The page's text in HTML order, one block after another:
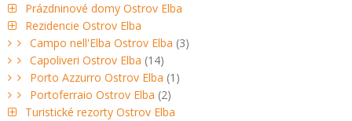
Prázdninové domy Ostrov Elba
Rezidencie Ostrov Elba
Campo nell'Elba Ostrov Elba (3)
Capoliveri Ostrov Elba (14)
Porto Azzurro Ostrov Elba (1)
Portoferraio Ostrov Elba (2)
Turistické rezorty Ostrov Elba